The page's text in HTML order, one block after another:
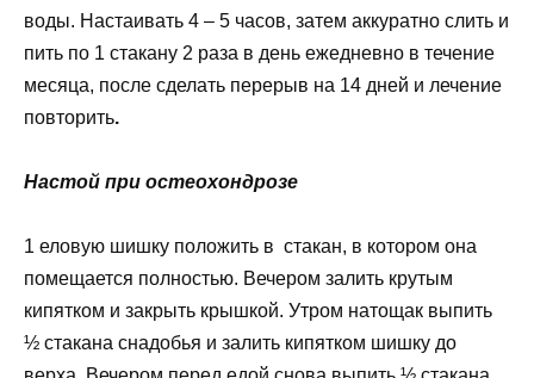
воды. Настаивать 4 – 5 часов, затем аккуратно слить и
пить по 1 стакану 2 раза в день ежедневно в течение
месяца, после сделать перерыв на 14 дней и лечение
повторить.
Настой при остеохондрозе
1 еловую шишку положить в стакан, в котором она
помещается полностью. Вечером залить крутым
кипятком и закрыть крышкой. Утром натощак выпить
½ стакана снадобья и залить кипятком шишку до